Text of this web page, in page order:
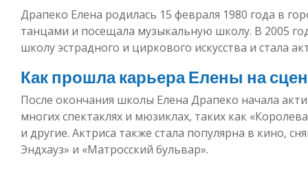
Драпеко Елена родилась 15 февраля 1980 года в
танцами и посещала музыкальную школу. В 2005
школу эстрадного и циркового искусства и стала
Как прошла карьера Елены на
После окончания школы Елена Драпеко начала
многих спектаклях и мюзиклах, таких как
и другие. Актриса также стала популярна в кино,
Эндхауз» и «Матросский бульвар».